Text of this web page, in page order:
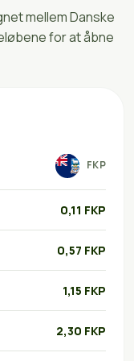
mellem Danske
for at åbne
FKP
0,11 FKP
0,57 FKP
1,15 FKP
2,30 FKP